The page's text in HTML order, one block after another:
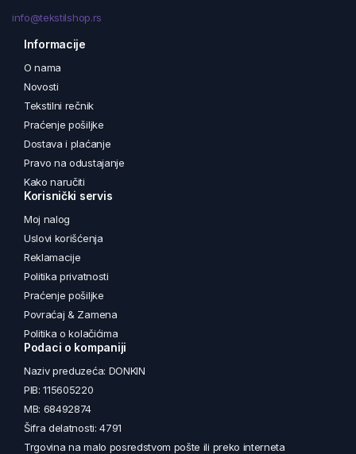
info@tekstilshop.rs
Informacije
O nama
Novosti
Tekstilni rečnik
Praćenje pošiljke
Dostava i plaćanje
Pravo na odustajanje
Kako naručiti
Korisnički servis
Moj nalog
Uslovi korišćenja
Reklamacije
Politika privatnosti
Praćenje pošiljke
Povraćaj & Zamena
Politika o kolačićima
Podaci o kompaniji
Naziv preduzeća: DONKIN
PIB: 115605220
MB: 68492874
Šifra delatnosti: 4791
Trgovina na malo posredstvom pošte ili preko interneta